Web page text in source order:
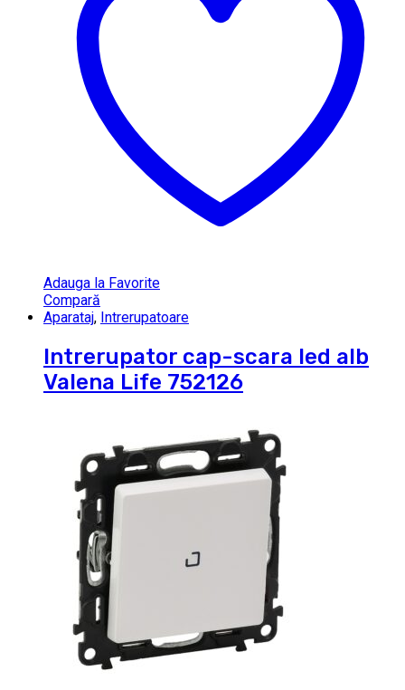
Adauga la Favorite
Compară
Aparataj, Intrerupatoare
Intrerupator cap-scara led alb
Valena Life 752126